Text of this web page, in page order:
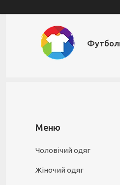
Чоловічий одяг
Жіночий одяг